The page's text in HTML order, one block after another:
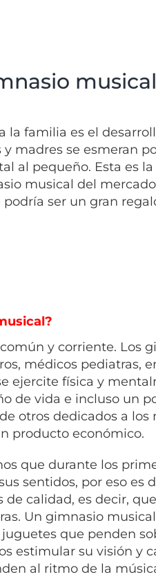
la familia es el
y madres se esmeran
al pequeño. Esta es
musical del
ser un gran
y corriente. Los
médicos pediatras,
ejercite física y
de vida e incluso un
otros dedicados a los
producto económico.
que durante los
sentidos, por eso
calidad, es decir,
Un gimnasio
que penden
estimular su visión y
al ritmo de la